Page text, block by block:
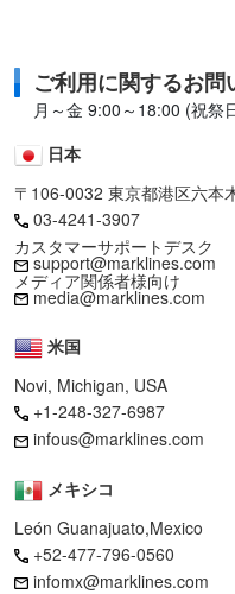
ご利用に関するお問
月～金 9:00～18:00 (祝祭
日本
〒106-0032 東京都港区六本
03-4241-3907
カスタマーサポートデスク
support@marklines.com
メディア関係者様向け
media@marklines.com
米国
Novi, Michigan, USA
+1-248-327-6987
infous@marklines.com
メキシコ
León Guanajuato,Mexico
+52-477-796-0560
infomx@marklines.com